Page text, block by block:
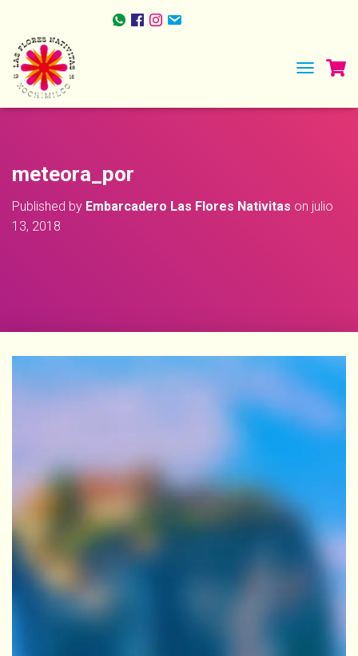
TOGGLE
meteora_por
Published by Embarcadero Las Flores Nativitas on julio
13, 2018